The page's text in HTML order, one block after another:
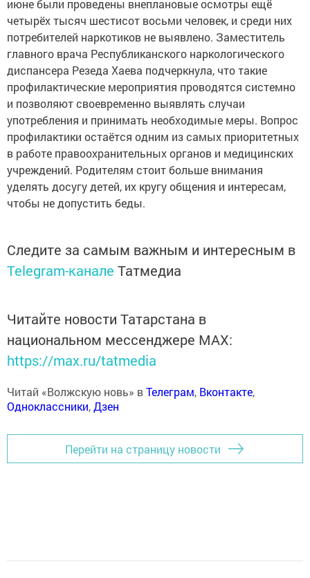
июне были проведены внеплановые осмотры ещё
четырёх тысяч шестисот восьми человек, и среди них
потребителей наркотиков не выявлено. Заместитель
главного врача Республиканского наркологического
диспансера Резеда Хаева подчеркнула, что такие
профилактические мероприятия проводятся системно
и позволяют своевременно выявлять случаи
употребления и принимать необходимые меры. Вопрос
профилактики остаётся одним из самых приоритетных
в работе правоохранительных органов и медицинских
учреждений. Родителям стоит больше внимания
уделять досугу детей, их кругу общения и интересам,
чтобы не допустить беды.
Следите за самым важным и интересным в
Telegram-канале Татмедиа
Читайте новости Татарстана в
национальном мессенджере MАХ:
https://max.ru/tatmedia
Читай «Волжскую новь» вТелеграм, Вконтакте,
Одноклассники,Дзен
Перейти на страницу новости